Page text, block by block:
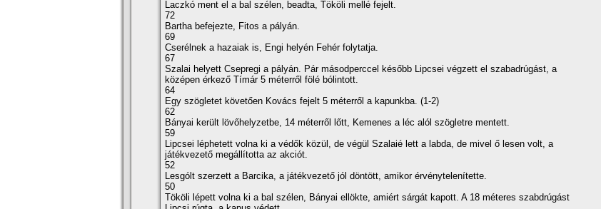
Laczkó ment el a bal szélen, beadta, Tököli mellé fejelt.
72
Bartha befejezte, Fitos a pályán.
69
Cserélnek a hazaiak is, Engi helyén Fehér folytatja.
67
Szalai helyett Csepregi a pályán. Pár másodperccel később Lipcsei végzett el szabadrúgást, a
középen érkező Tí­már 5 méterről fölé bólintott.
64
Egy szögletet követően Kovács fejelt 5 méterről a kapunkba. (1-2)
62
Bányai került lövőhelyzetbe, 14 méterről lőtt, Kemenes a léc alól szögletre mentett.
59
Lipcsei léphetett volna ki a védők közül, de végül Szalaié lett a labda, de mivel ő lesen volt, a
játékvezető megállí­totta az akciót.
52
Lesgólt szerzett a Barcika, a játékvezető jól döntött, amikor érvénytelení­tette.
50
Tököli lépett volna ki a bal szélen, Bányai ellökte, amiért sárgát kapott. A 18 méteres szabdrúgást